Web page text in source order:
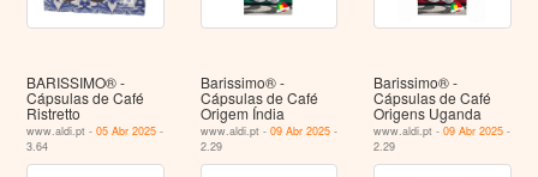
BARISSIMO® -
Cápsulas de Café
Ristretto
www.aldi.pt -05 Abr 2025 -
3.64
Barissimo® -
Cápsulas de Café
Origem Índia
www.aldi.pt - 09 Abr 2025-
2.29
Barissimo® -
Cápsulas de Café
Origens Uganda
www.aldi.pt -09 Abr 2025 -
2.29